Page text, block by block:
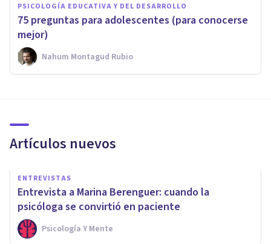
PSICOLOGÍA EDUCATIVA Y DEL DESARROLLO
75 preguntas para adolescentes (para conocerse
mejor)
Nahum Montagud Rubio
Artículos nuevos
ENTREVISTAS
Entrevista a Marina Berenguer: cuando la
psicóloga se convirtió en paciente
Psicología Y Mente